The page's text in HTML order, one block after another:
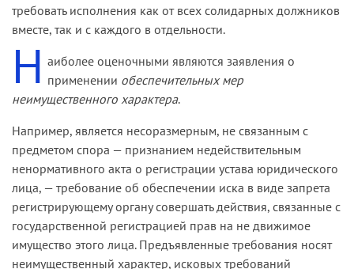
требовать исполнения как от всех солидарных должников
вместе, так и с каж­дого в отдельности.
Н аиболее оценочными являются заявления о
применении обес­печительных мер
неимущественного характера.
Например, является несоразмерным, не связанным с
предметом спора — признанием недействительным
ненормативного акта о регистрации устава юридического
лица, — требование об обес­печении иска в виде запрета
регистрирующему органу совершать действия, связанные с
государственной регистрацией прав на не­ движимое
имущество этого лица. Предъявленные требования носят
неимущественный характер, исковых требований